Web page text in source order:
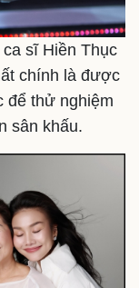
máy
sĩ Hiền Thục
chính là được
để thử nghiệm
sân khấu.